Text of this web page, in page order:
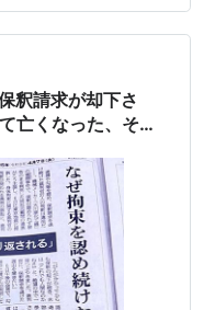
障害者団体が「割引
安価に送付するため、
証明書」の交付を受
い著者は、一貫して
を認…
釈請求が却下さ
亡くなった、その